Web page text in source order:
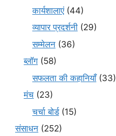
कार्यशालाएं(44)
व्यापार प्रदर्शनी (29)
सम्मेलन (36)
ब्लॉग (58)
सफलता की कहानियाँ(33)
मंच (23)
चर्चा बोर्ड(15)
संसाधन (252)